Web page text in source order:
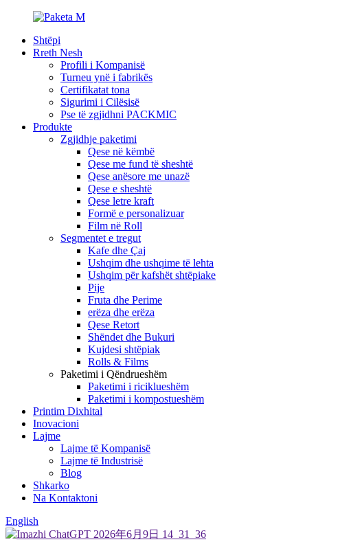
Shtëpi
Rreth Nesh
Profili i Kompanisë
Turneu ynë i fabrikës
Certifikatat tona
Sigurimi i Cilësisë
Pse të zgjidhni PACKMIC
Produkte
Zgjidhje paketimi
Qese në këmbë
Qese me fund të sheshtë
Qese anësore me unazë
Qese e sheshtë
Qese letre kraft
Formë e personalizuar
Film në Roll
Segmentet e tregut
Kafe dhe Çaj
Ushqim dhe ushqime të lehta
Ushqim për kafshët shtëpiake
Pije
Fruta dhe Perime
erëza dhe erëza
Qese Retort
Shëndet dhe Bukuri
Kujdesi shtëpiak
Rolls & Films
Paketimi i Qëndrueshëm
Paketimi i riciklueshëm
Paketimi i kompostueshëm
Printim Dixhital
Inovacioni
Lajme
Lajme të Kompanisë
Lajme të Industrisë
Blog
Shkarko
Na Kontaktoni
English